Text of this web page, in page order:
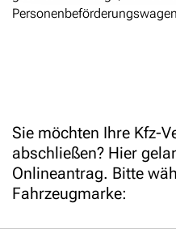
Sie möchten Ihre Kfz-
abschließen? Hier
Onlineantrag. Bitte
Fahrzeugmarke: